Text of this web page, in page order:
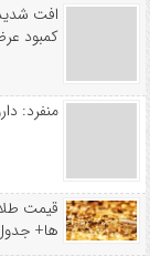
افت
کمبود
منفرد:
ها+